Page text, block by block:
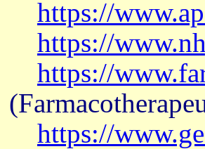
https://
https://
https://
https://